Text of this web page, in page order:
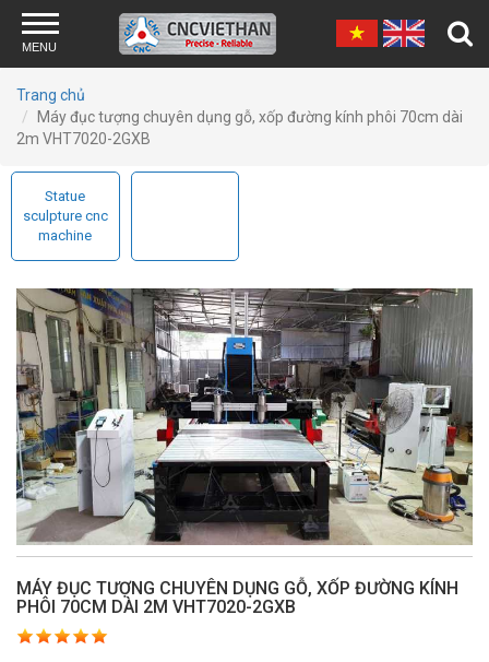
Skip to main content
MENU
Trang chủ
Máy đục tượng chuyên dụng gỗ, xốp đường kính phôi 70cm dài
2m VHT7020-2GXB
Statue
sculpture cnc
machine
MÁY ĐỤC TƯỢNG CHUYÊN DỤNG GỖ, XỐP ĐƯỜNG KÍNH
PHÔI 70CM DÀI 2M VHT7020-2GXB